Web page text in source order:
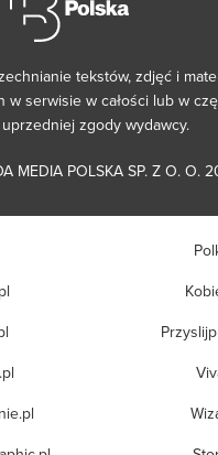
tekstów, zdjęć i
w serwisie w całości lub w
uprzedniej zgody wydawcy.
MEDIA POLSKA SP. Z O. O.